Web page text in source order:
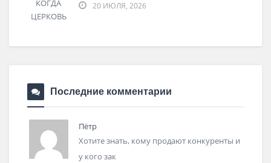
20 ИЮЛЯ, 2026
Последние комментарии
Пётр
Хотите знать, кому продают конкуренты и
у кого зак